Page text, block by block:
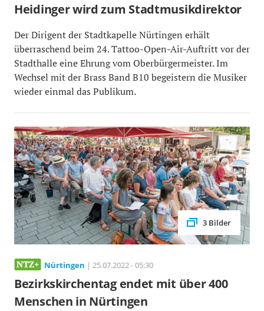
Heidinger wird zum Stadtmusikdirektor
Der Dirigent der Stadtkapelle Nürtingen erhält
überraschend beim 24. Tattoo-Open-Air-Auftritt vor der
Stadthalle eine Ehrung vom Oberbürgermeister. Im
Wechsel mit der Brass Band B10 begeistern die Musiker
wieder einmal das Publikum.
3 Bilder
Nürtingen | 25.07.2022 - 05:30
Bezirkskirchentag endet mit über 400
Menschen in Nürtingen